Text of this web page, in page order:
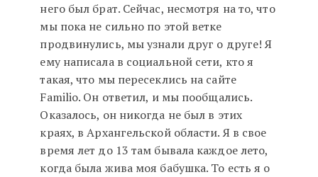
него был брат. Сейчас, несмотря на то, что
мы пока не сильно по этой ветке
продвинулись, мы узнали друг о друге! Я
ему написала в социальной сети, кто я
такая, что мы пересеклись на сайте
Familio. Он ответил, и мы пообщались.
Оказалось, он никогда не был в этих
краях, в Архангельской области. Я в свое
время лет до 13 там бывала каждое лето,
когда была жива моя бабушка. То есть я о